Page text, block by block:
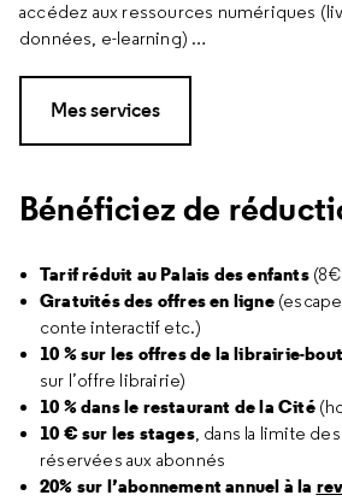
accédez aux ressources numériques
données, e-learning) …
Mes services
Bénéficiez de
Tarif réduit au Palais des enfants(8€
Gratuités des offres en ligne
conte interactif etc.)
10 % sur les offres de la librairie-
sur l’offre librairie)
10 % dans le restaurant de la Cité
10 € sur les stages, dans la limite
réservées aux abonnés
20% sur l’abonnement annuel à la